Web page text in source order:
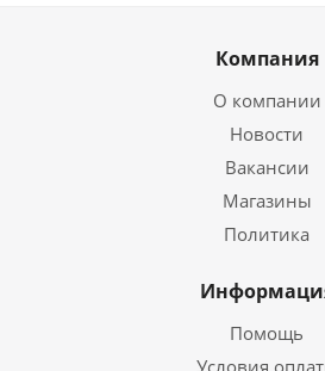
Компания
О компании
Новости
Вакансии
Магазины
Политика
Помощь
Условия